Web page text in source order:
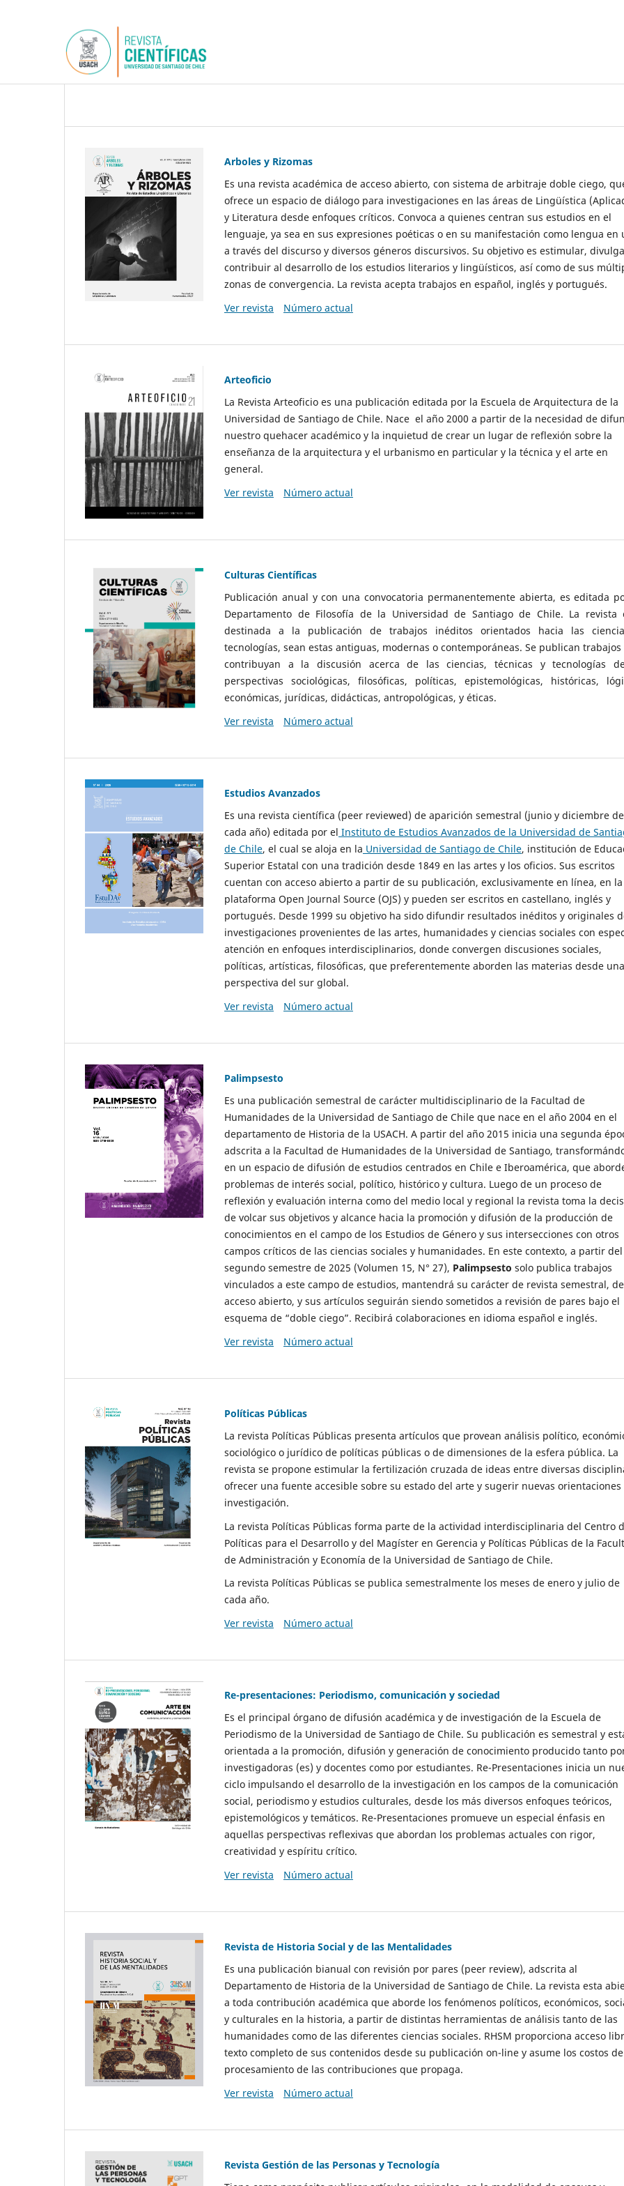
Arboles y Rizomas
Es una revista académica de acceso abierto, con sistema de arbitraje doble ciego,
ofrece un espacio de diálogo para investigaciones en las áreas de Lingüística
y Literatura desde enfoques críticos. Convoca a quienes centran sus estudios en el
lenguaje, ya sea en sus expresiones poéticas o en su manifestación como lengua en
a través del discurso y diversos géneros discursivos. Su objetivo es estimular,
contribuir al desarrollo de los estudios literarios y lingüísticos, así como de sus
zonas de convergencia. La revista acepta trabajos en español, inglés y portugués.
Ver revista
Número actual
Arteoficio
La Revista Arteoficio es una publicación editada por la Escuela de Arquitectura de la
Universidad de Santiago de Chile. Nace el año 2000 a partir de la necesidad de
nuestro quehacer académico y la inquietud de crear un lugar de reflexión sobre la
enseñanza de la arquitectura y el urbanismo en particular y la técnica y el arte en
general.
Ver revista
Número actual
Culturas Científicas
Publicación anual y con una convocatoria permanentemente abierta, es editada
Departamento de Filosofía de la Universidad de Santiago de Chile. La revista
destinada a la publicación de trabajos inéditos orientados hacia las
tecnologías, sean estas antiguas, modernas o contemporáneas. Se publican
contribuyan a la discusión acerca de las ciencias, técnicas y tecnologías
perspectivas sociológicas, filosóficas, políticas, epistemológicas, históricas,
económicas, jurídicas, didácticas, antropológicas, y éticas.
Ver revista
Número actual
Estudios Avanzados
Es una revista científica (peer reviewed) de aparición semestral (junio y diciembre de
cada año) editada por el Instituto de Estudios Avanzados de la Universidad de
de Chile, el cual se aloja en la Universidad de Santiago de Chile, institución de
Superior Estatal con una tradición desde 1849 en las artes y los oficios. Sus escritos
cuentan con acceso abierto a partir de su publicación, exclusivamente en línea, en la
plataforma Open Journal Source (OJS) y pueden ser escritos en castellano, inglés y
portugués. Desde 1999 su objetivo ha sido difundir resultados inéditos y originales
investigaciones provenientes de las artes, humanidades y ciencias sociales con
atención en enfoques interdisciplinarios, donde convergen discusiones sociales,
políticas, artísticas, filosóficas, que preferentemente aborden las materias desde una
perspectiva del sur global.
Ver revista
Número actual
Palimpsesto
Es una publicación semestral de carácter multidisciplinario de la Facultad de
Humanidades de la Universidad de Santiago de Chile que nace en el año 2004 en el
departamento de Historia de la USACH. A partir del año 2015 inicia una segunda
adscrita a la Facultad de Humanidades de la Universidad de Santiago,
en un espacio de difusión de estudios centrados en Chile e Iberoamérica, que
problemas de interés social, político, histórico y cultura. Luego de un proceso de
reflexión y evaluación interna como del medio local y regional la revista toma la
de volcar sus objetivos y alcance hacia la promoción y difusión de la producción de
conocimientos en el campo de los Estudios de Género y sus intersecciones con otros
campos críticos de las ciencias sociales y humanidades. En este contexto, a partir del
segundo semestre de 2025 (Volumen 15, N° 27), Palimpsesto solo publica trabajos
vinculados a este campo de estudios, mantendrá su carácter de revista semestral, de
acceso abierto, y sus artículos seguirán siendo sometidos a revisión de pares bajo el
esquema de “doble ciego”. Recibirá colaboraciones en idioma español e inglés.
Ver revista
Número actual
Políticas Públicas
La revista Políticas Públicas presenta artículos que provean análisis político,
sociológico o jurídico de políticas públicas o de dimensiones de la esfera pública. La
revista se propone estimular la fertilización cruzada de ideas entre diversas
ofrecer una fuente accesible sobre su estado del arte y sugerir nuevas orientaciones
investigación.
La revista Políticas Públicas forma parte de la actividad interdisciplinaria del Centro
Políticas para el Desarrollo y del Magíster en Gerencia y Políticas Públicas de la
de Administración y Economía de la Universidad de Santiago de Chile.
La revista Políticas Públicas se publica semestralmente los meses de enero y julio de
cada año.
Ver revista
Número actual
Re-presentaciones: Periodismo, comunicación y sociedad
Es el principal órgano de difusión académica y de investigación de la Escuela de
Periodismo de la Universidad de Santiago de Chile. Su publicación es semestral y
orientada a la promoción, difusión y generación de conocimiento producido tanto
investigadoras (es) y docentes como por estudiantes. Re-Presentaciones inicia un
ciclo impulsando el desarrollo de la investigación en los campos de la comunicación
social, periodismo y estudios culturales, desde los más diversos enfoques teóricos,
epistemológicos y temáticos. Re-Presentaciones promueve un especial énfasis en
aquellas perspectivas reflexivas que abordan los problemas actuales con rigor,
creatividad y espíritu crítico.
Ver revista
Número actual
Revista de Historia Social y de las Mentalidades
Es una publicación bianual con revisión por pares (peer review), adscrita al
Departamento de Historia de la Universidad de Santiago de Chile. La revista esta
a toda contribución académica que aborde los fenómenos políticos, económicos,
y culturales en la historia, a partir de distintas herramientas de análisis tanto de las
humanidades como de las diferentes ciencias sociales. RHSM proporciona acceso
texto completo de sus contenidos desde su publicación on-line y asume los costos de
procesamiento de las contribuciones que propaga.
Ver revista
Número actual
Revista Gestión de las Personas y Tecnología